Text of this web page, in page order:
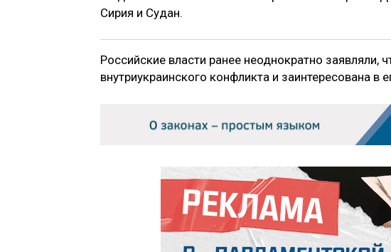
Сирия и Судан.
Российские власти ранее неоднократно заявляли,
внутриукраинского конфликта и заинтересована